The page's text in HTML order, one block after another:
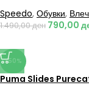
Speedo, Обувки,
1.490,00ден 790,00
-50%
Puma Slides